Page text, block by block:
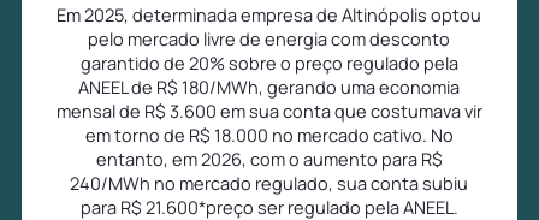
Em 2025, determinada empresa de Altinópolis optou
pelo mercado livre de energia com desconto
garantido de 20% sobre o preço regulado pela
ANEEL de R$ 180/MWh, gerando uma economia
mensal de R$ 3.600 em sua conta que costumava vir
em torno de R$ 18.000 no mercado cativo. No
entanto, em 2026, com o aumento para R$
240/MWh no mercado regulado, sua conta subiu
para R$ 21.600*preço ser regulado pela ANEEL.